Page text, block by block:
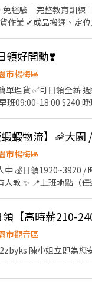
班別 📍 工作地點 桃園市楊梅區幼獅工業區高青路
作業 ✔成品搬運、定
保／勞退6％ ✅ 團體
✔ 可接受穿著無塵衣 ✔
機會！
絡窗口：李專員
領好開勳❣️
市楊梅區
晚班18:00-03:00 $265 夜班
蝦物流】🦐大
市楊梅區
用風吹日曬雨
市楊梅區梅獅路二段000000
班別任選--------------🕘 【排休/ 週休 /休日一】 🎯適
擊快速✚好友： https://lin.ee/JefzYJo
#青埔#中壢#楊梅#威獅 #轉他人帳戶 #現金 #日領#週領 ⚡️⚡️⚡️
名額有限 截圖✚ ʟɪɴᴇ 報名 ⚡️⚡️⚡️ 安心求
市觀音區
陳小姐立即為
＝＝＝＝＝＝＝＝＝